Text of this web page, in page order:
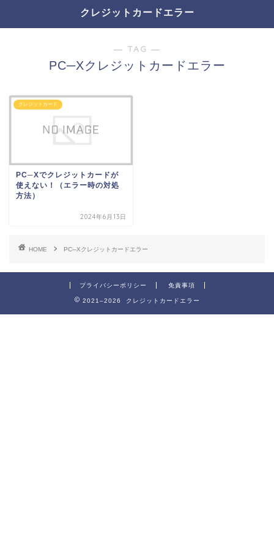
クレジットカードエラー
― TAG ―
PC─Xクレジットカードエラー
クレジットカード
PC─Xでクレジットカードが
使えない！（エラー時の対処
方法）
2024年6月13日
HOME PC─Xクレジットカードエラー
プライバシーポリシー 免責事項
2021–2026 クレジットカードエラー